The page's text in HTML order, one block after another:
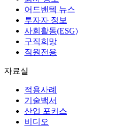
어드밴텍 뉴스
투자자 정보
사회활동(ESG)
구직희망
직원전용
자료실
적용사례
기술백서
산업 포커스
비디오